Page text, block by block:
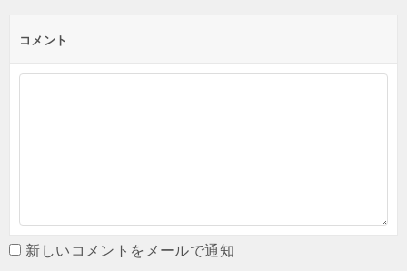
コメント
新しいコメントをメールで通知